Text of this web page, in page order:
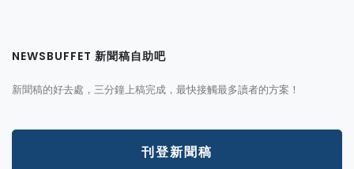
NEWSBUFFET 新聞稿自助吧
新聞稿的好去處，三分鐘上稿完成，最快接觸最多讀者的方案！
刊登新聞稿